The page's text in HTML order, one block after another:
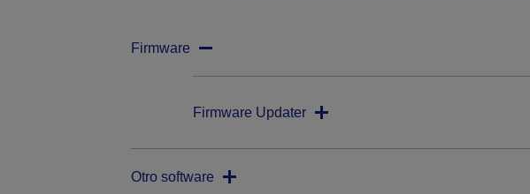
Firmware
Firmware Updater
Otro software